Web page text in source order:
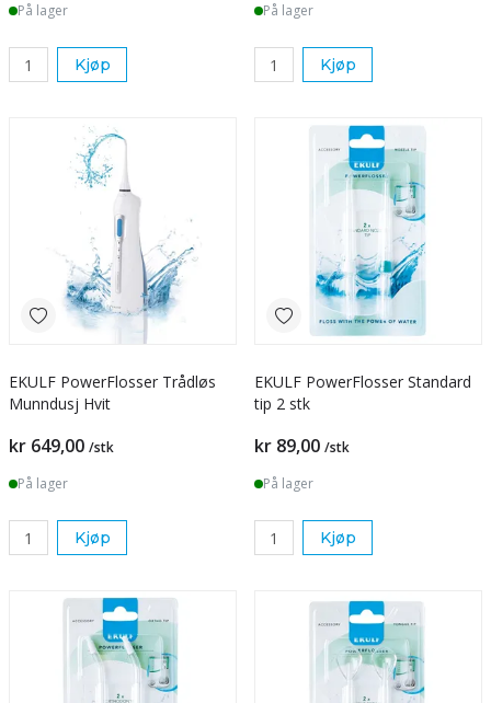
På lager
Kjøp
På lager
Kjøp
EKULF PowerFlosser Trådløs
Munndusj Hvit
kr 649,00 /stk
På lager
Kjøp
EKULF PowerFlosser Standard
tip 2 stk
kr 89,00 /stk
På lager
Kjøp